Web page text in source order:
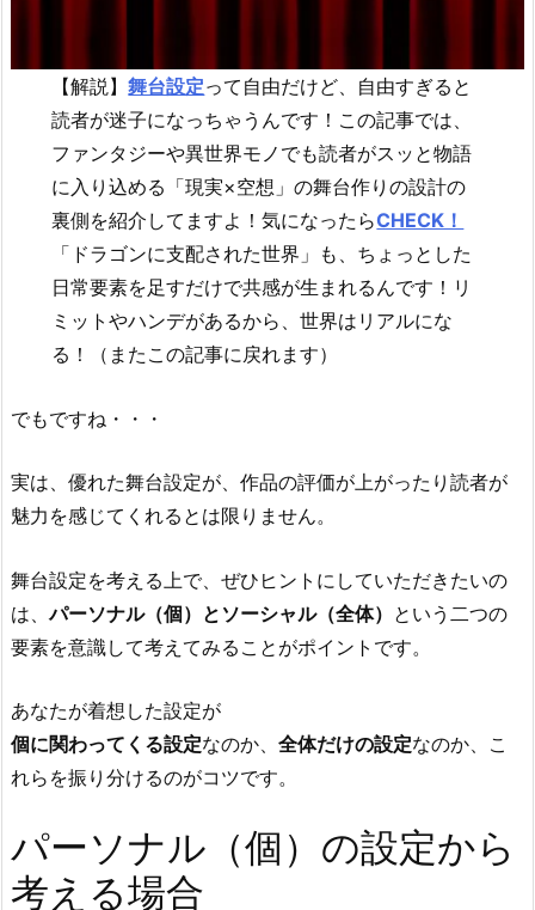
【解説】舞台設定って自由だけど、自由すぎると
読者が迷子になっちゃうんです！この記事では、
ファンタジーや異世界モノでも読者がスッと物語
に入り込める「現実×空想」の舞台作りの設計の
裏側を紹介してますよ！気になったらCHECK！
「ドラゴンに支配された世界」も、ちょっとした
日常要素を足すだけで共感が生まれるんです！リ
ミットやハンデがあるから、世界はリアルにな
る！（またこの記事に戻れます）
でもですね・・・
実は、優れた舞台設定が、作品の評価が上がったり読者が
魅力を感じてくれるとは限りません。
舞台設定を考える上で、ぜひヒントにしていただきたいの
は、パーソナル（個）とソーシャル（全体） という二つの
要素を意識して考えてみることがポイントです。
あなたが着想した設定が
個に関わってくる設定なのか、 全体だけの設定なのか、こ
れらを振り分けるのがコツです。
パーソナル（個）の設定から
考える場合